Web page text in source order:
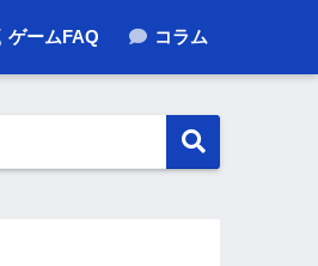
ゲームFAQ コラム